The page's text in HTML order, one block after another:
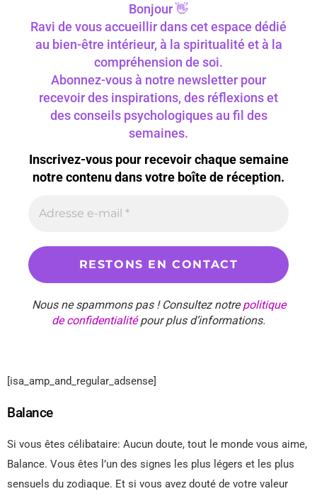
Bonjour 👋
Ravi de vous accueillir dans cet espace dédié
au bien-être intérieur, à la spiritualité et à la
compréhension de soi.
Abonnez-vous à notre newsletter pour
recevoir des inspirations, des réflexions et
des conseils psychologiques au fil des
semaines.
Inscrivez-vous pour recevoir chaque semaine
notre contenu dans votre boîte de réception.
Nous ne spammons pas ! Consultez notrepolitique
de confidentialitépour plus d’informations.
[isa_amp_and_regular_adsense]
Balance
Si vous êtes célibataire: Aucun doute, tout le monde vous aime,
Balance. Vous êtes l’un des signes les plus légers et les plus
sensuels du zodiaque. Et si vous avez douté de votre valeur